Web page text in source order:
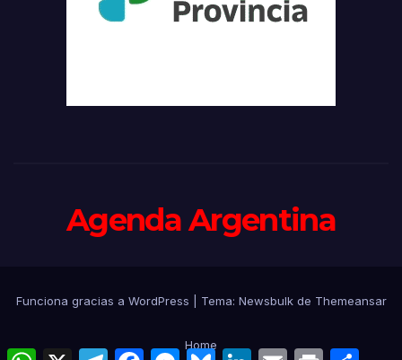
Agenda Argentina
Funciona gracias a WordPress Tema: Newsbulkde Themeansar
Home
W X T F M B L E P